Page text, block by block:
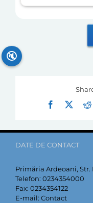
Facebook
DATE DE CONTACT
Primăria Ardeoani,
Telefon: 0234354000
Fax: 0234354122
E-mail: Contact
🔇